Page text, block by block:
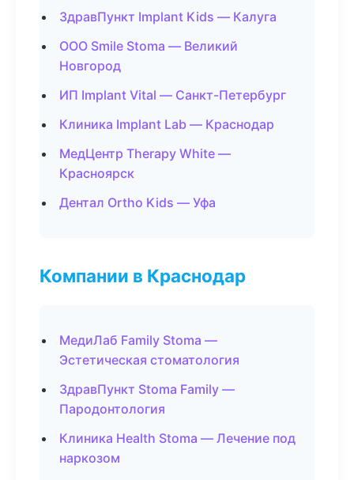
ЗдравПункт Implant Kids — Калуга
ООО Smile Stoma — Великий
Новгород
ИП Implant Vital — Санкт-Петербург
Клиника Implant Lab — Краснодар
МедЦентр Therapy White —
Красноярск
Дентал Ortho Kids — Уфа
Компании в Краснодар
МедиЛаб Family Stoma —
Эстетическая стоматология
ЗдравПункт Stoma Family —
Пародонтология
Клиника Health Stoma — Лечение под
наркозом